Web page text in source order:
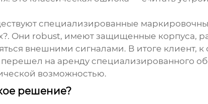
специализированные
Они robust, имеют защищенные корпуса,
внешними сигналами. В итоге клиент,
на аренду специализированного
возможностью.
решение?